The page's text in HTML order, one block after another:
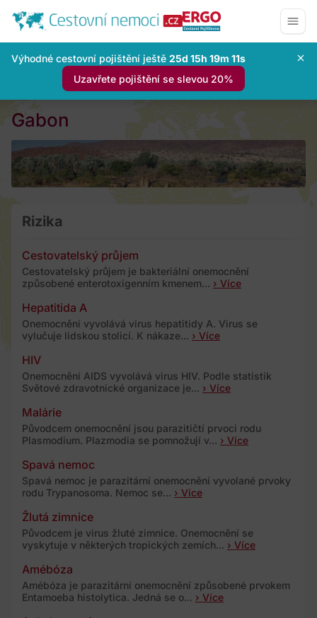
Výhodné cestovní pojištění ještě 25d 15h 19m 10s
Uzavřete pojištění se slevou 20%
Gabon
Rizika
Cestovatelský průjem
Cestovatelský průjem je bakteriální onemocnění
způsobené enterotoxigenním kmenem... › Více
Hepatitida A
Onemocnění vyvolává virus hepatitidy A. Virus se
vylučuje lidskou stolicí. K nákaze... › Více
HIV
Onemocnění AIDS vyvolává virus HIV. Podle statistik
Světové zdravotnické organizace je... › Více
Malárie
Původcem onemocnění jsou parazitičtí prvoci rodu
Plasmodium. Plazmodia se pomnožují v... › Více
Spavá nemoc
Spavá nemoc je parazitární onemocnění vyvolané prvoky
rodu Trypanosoma. Nemoc se... › Více
Žlutá zimnice
Původcem je virus žluté zimnice. Onemocnění se
vyskytuje v některých tropických zemích... › Více
Amébóza
Amébóza je parazitární onemocnění způsobené prvokem
Entamoeba histolytica. Jedná se o... › Více